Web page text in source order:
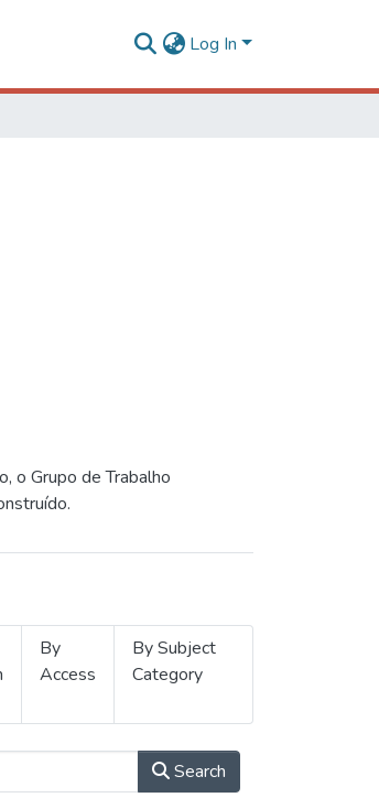
Log In
o Grupo de Trabalho
By
Access
By Subject
Category
Search